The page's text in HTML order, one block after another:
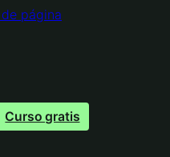
página
Curso gratis